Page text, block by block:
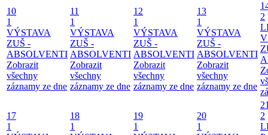
10
1
VÝSTAVA
ZUŠ -
ABSOLVENTI
Zobrazit
všechny
záznamy ze dne
11
1
VÝSTAVA
ZUŠ -
ABSOLVENTI
Zobrazit
všechny
záznamy ze dne
12
1
VÝSTAVA
ZUŠ -
ABSOLVENTI
Zobrazit
všechny
záznamy ze dne
13
1
VÝSTAVA
ZUŠ -
ABSOLVENTI
Zobrazit
všechny
záznamy ze dne
2
17
1
18
1
19
1
20
1
2